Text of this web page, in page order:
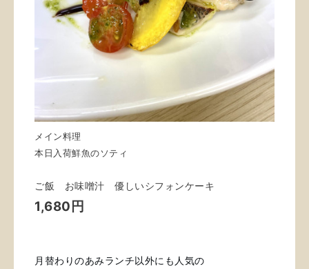
メイン料理
本日入荷鮮魚のソティ
ご飯 お味噌汁 優しいシフォンケーキ
1,680円
月替わりのあみランチ以外にも 人気の